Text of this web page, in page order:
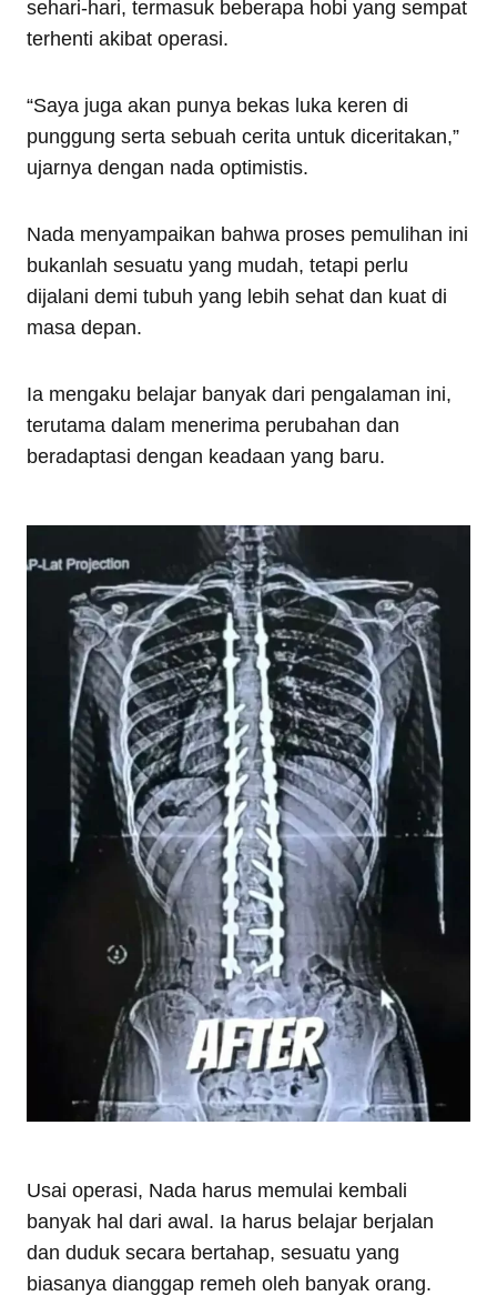
sehari-hari, termasuk beberapa hobi yang sempat
terhenti akibat operasi.
“Saya juga akan punya bekas luka keren di
punggung serta sebuah cerita untuk diceritakan,”
ujarnya dengan nada optimistis.
Nada menyampaikan bahwa proses pemulihan ini
bukanlah sesuatu yang mudah, tetapi perlu
dijalani demi tubuh yang lebih sehat dan kuat di
masa depan.
Ia mengaku belajar banyak dari pengalaman ini,
terutama dalam menerima perubahan dan
beradaptasi dengan keadaan yang baru.
Usai operasi, Nada harus memulai kembali
banyak hal dari awal. Ia harus belajar berjalan
dan duduk secara bertahap, sesuatu yang
biasanya dianggap remeh oleh banyak orang.